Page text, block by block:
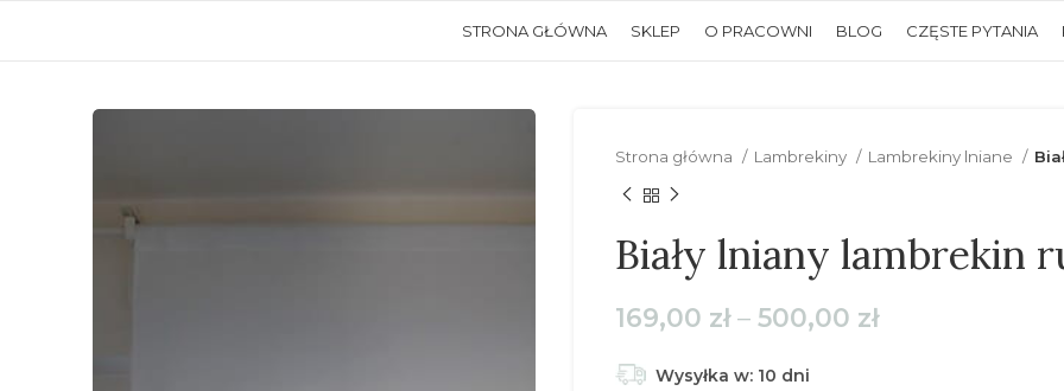
STRONA GŁÓWNA SKLEP O PRACOWNI BLOG CZĘSTE PYTANIA
Strona główna Lambrekiny Lambrekiny lniane
Biały lniany lambrekin
169,00 zł – 500,00 złZakres
Wysyłka w: 10 dni